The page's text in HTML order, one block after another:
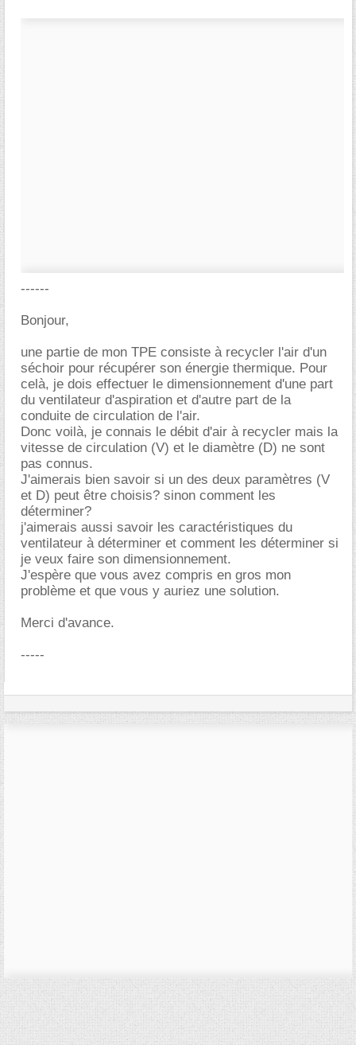
------
Bonjour,
une partie de mon TPE consiste à recycler l'air d'un
séchoir pour récupérer son énergie thermique. Pour
celà, je dois effectuer le dimensionnement d'une part
du ventilateur d'aspiration et d'autre part de la
conduite de circulation de l'air.
Donc voilà, je connais le débit d'air à recycler mais la
vitesse de circulation (V) et le diamètre (D) ne sont
pas connus.
J'aimerais bien savoir si un des deux paramètres (V
et D) peut être choisis? sinon comment les
déterminer?
j'aimerais aussi savoir les caractéristiques du
ventilateur à déterminer et comment les déterminer si
je veux faire son dimensionnement.
J'espère que vous avez compris en gros mon
problème et que vous y auriez une solution.
Merci d'avance.
-----